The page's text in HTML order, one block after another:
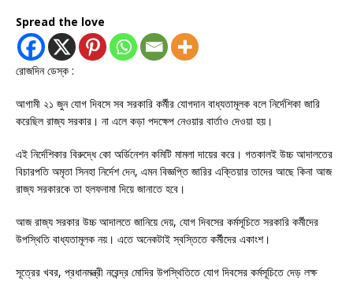
Spread the love
রোজদিন ডেস্ক :
আগামী ২১ জুন যোগ দিবসে সব সরকারি কর্মীর যোগদান বাধ্যতামূলক বলে নির্দেশিকা জারি
করেছিল রাজ্য সরকার। না এলে কড়া পদক্ষেপ নেওয়ার বার্তাও দেওয়া হয়।
এই নির্দেশিকার বিরুদ্ধে কো অর্ডিনেশন কমিটি মামলা দায়ের করে। গতকালই উচ্চ আদালতের
বিচারপতি অমৃতা সিনহা নির্দেশ দেন, এমন বিজ্ঞপ্তি জারির এক্তিয়ার তাদের আছে কিনা আজ
রাজ্য সরকারকে তা হলফনামা দিয়ে জানাতে হবে।
আজ রাজ্য সরকার উচ্চ আদালতে জানিয়ে দেয়, যোগ দিবসের কর্মসূচিতে সরকারি কর্মীদের
উপস্থিতি বাধ্যতামূলক নয়। এতে অনেকটাই স্বস্তিতে কর্মীদের একাংশ।
সূত্রের খবর, প্রধানমন্ত্রী নরেন্দ্র মোদির উপস্থিতিতে যোগ দিবসের কর্মসূচিতে দেড় লক্ষ